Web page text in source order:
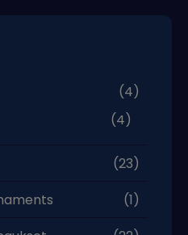
(4)
(4)
(23)
(1)